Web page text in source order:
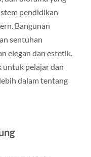
pendidikan
Bangunan
sentuhan
elegan dan estetik.
untuk pelajar dan
dalam tentang